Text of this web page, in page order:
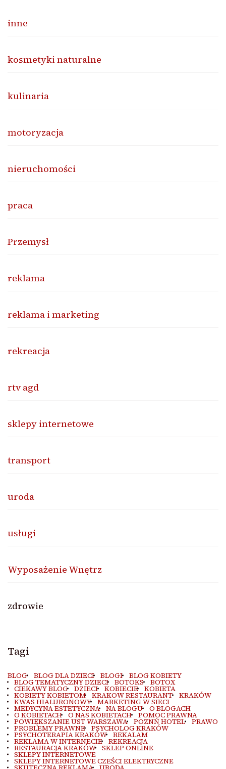
inne
kosmetyki naturalne
kulinaria
motoryzacja
nieruchomości
praca
Przemysł
reklama
reklama i marketing
rekreacja
rtv agd
sklepy internetowe
transport
uroda
usługi
Wyposażenie Wnętrz
zdrowie
Tagi
BLOG BLOG DLA DZIECI BLOGI BLOG KOBIETY
BLOG TEMATYCZNY DZIECI BOTOKS BOTOX
CIEKAWY BLOG DZIECI KOBIECIE KOBIETA
KOBIETY KOBIETOM KRAKOW RESTAURANT KRAKÓW
KWAS HIALURONOWY MARKETING W SIECI
MEDYCYNA ESTETYCZNA NA BLOGU O BLOGACH
O KOBIETACH O NAS KOBIETACH POMOC PRAWNA
POWIĘKSZANIE UST WARSZAWA POZNŃ HOTEL PRAWO
PROBLEMY PRAWNE PSYCHOLOG KRAKÓW
PSYCHOTERAPIA KRAKÓW REKALAM
REKLAMA W INTERNECIE REKREACJA
RESTAURACJA KRAKÓW SKLEP ONLINE
SKLEPY INTERNETOWE
SKLEPY INTERNETOWE CZEŚCI ELEKTRYCZNE